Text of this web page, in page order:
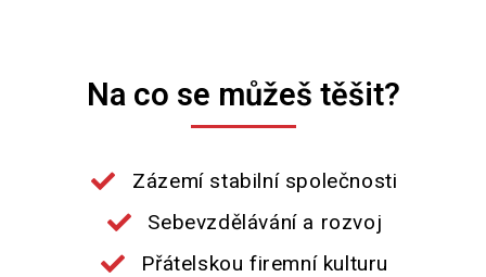
Na co se můžeš těšit?
Zázemí stabilní společnosti
Sebevzdělávání a rozvoj
Přátelskou firemní kulturu